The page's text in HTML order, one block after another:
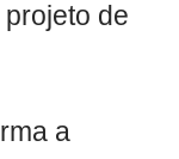
de
a